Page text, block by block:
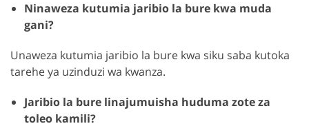
Ninaweza kutumia jaribio la bure kwa muda
gani?
Unaweza kutumia jaribio la bure kwa siku saba kutoka
tarehe ya uzinduzi wa kwanza.
Jaribio la bure linajumuisha huduma zote za
toleo kamili?